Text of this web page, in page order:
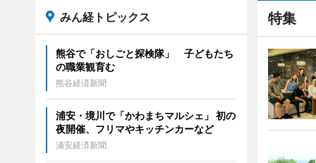
特集
みん経トピックス
熊谷で「おしごと探検隊」 子どもたち
の職業観育む
熊谷経済新聞
浦安・境川で「かわまちマルシェ」 初の
夜開催、フリマやキッチンカーなど
浦安経済新聞